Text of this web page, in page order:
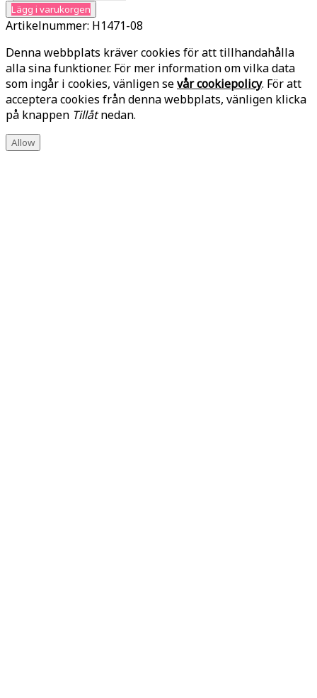
Lägg i varukorgen
Artikelnummer: H1471-08
Denna webbplats kräver cookies för att tillhandahålla
alla sina funktioner. För mer information om vilka data
som ingår i cookies, vänligen sevår cookiepolicy. För att
acceptera cookies från denna webbplats, vänligen klicka
på knappen Tillåtnedan.
Allow